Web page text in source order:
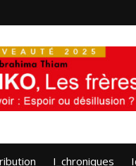
I_chroniques